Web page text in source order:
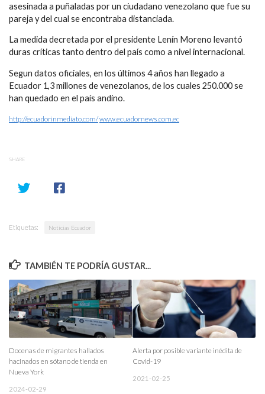
asesinada a puñaladas por un ciudadano venezolano que fue su
pareja y del cual se encontraba distanciada.
La medida decretada por el presidente Lenín Moreno levantó
duras críticas tanto dentro del país como a nivel internacional.
Segun datos oficiales, en los últimos 4 años han llegado a
Ecuador 1,3 millones de venezolanos, de los cuales 250.000 se
han quedado en el país andino.
http://ecuadorinmediato.com/www.ecuadornews.com.ec
SHARE
Etiquetas: Noticias Ecuador
TAMBIÉN TE PODRÍA GUSTAR...
Docenas de migrantes hallados
hacinados en sótano de tienda en
Nueva York
2024-02-29
Alerta por posible variante inédita de
Covid-19
2021-02-25